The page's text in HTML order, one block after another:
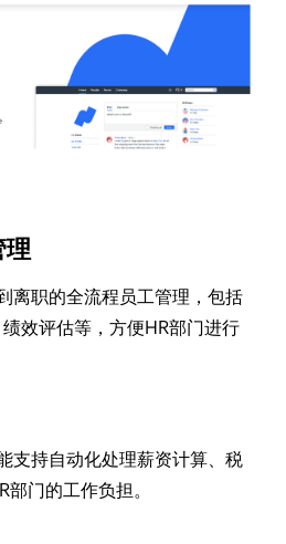
理
离职的全流程员工管理，包括
效评估等，方便HR部门进行
支持自动化处理薪资计算、税
门的工作负担。